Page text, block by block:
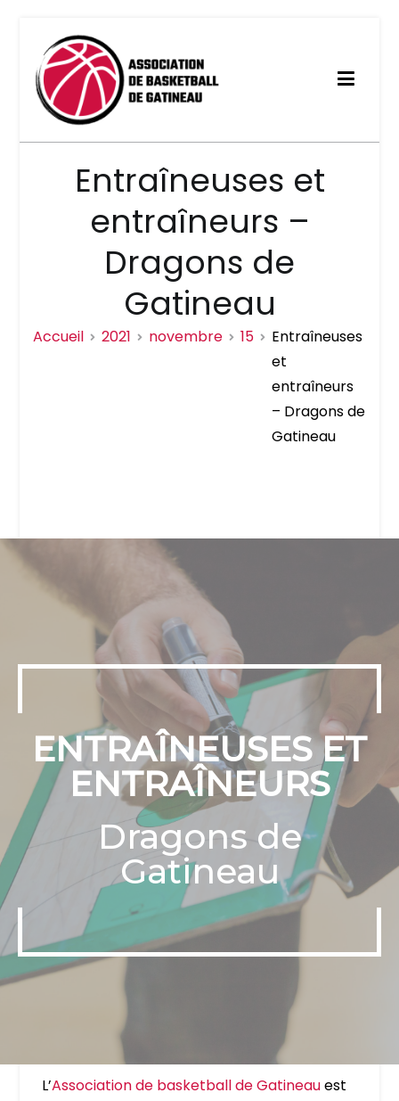
Association de basketball
de Gatineau
Entraîneuses et
entraîneurs –
Dragons de
Gatineau
Accueil 2021 novembre 15
Entraîneuses
et
entraîneurs
– Dragons de
Gatineau
ENTRAÎNEUSES ET
ENTRAÎNEURS
Dragons de
Gatineau
L’Association de basketball de Gatineauest